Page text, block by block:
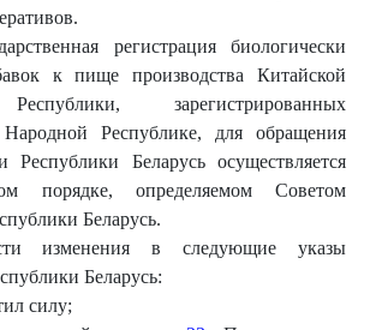
регистрация биологически
к пище производства Китайской
зарегистрированных
Республике, для обращения
Республики Беларусь осуществляется
порядке, определяемом Советом
Беларусь.
изменения в следующие указы
Беларусь:
силу;